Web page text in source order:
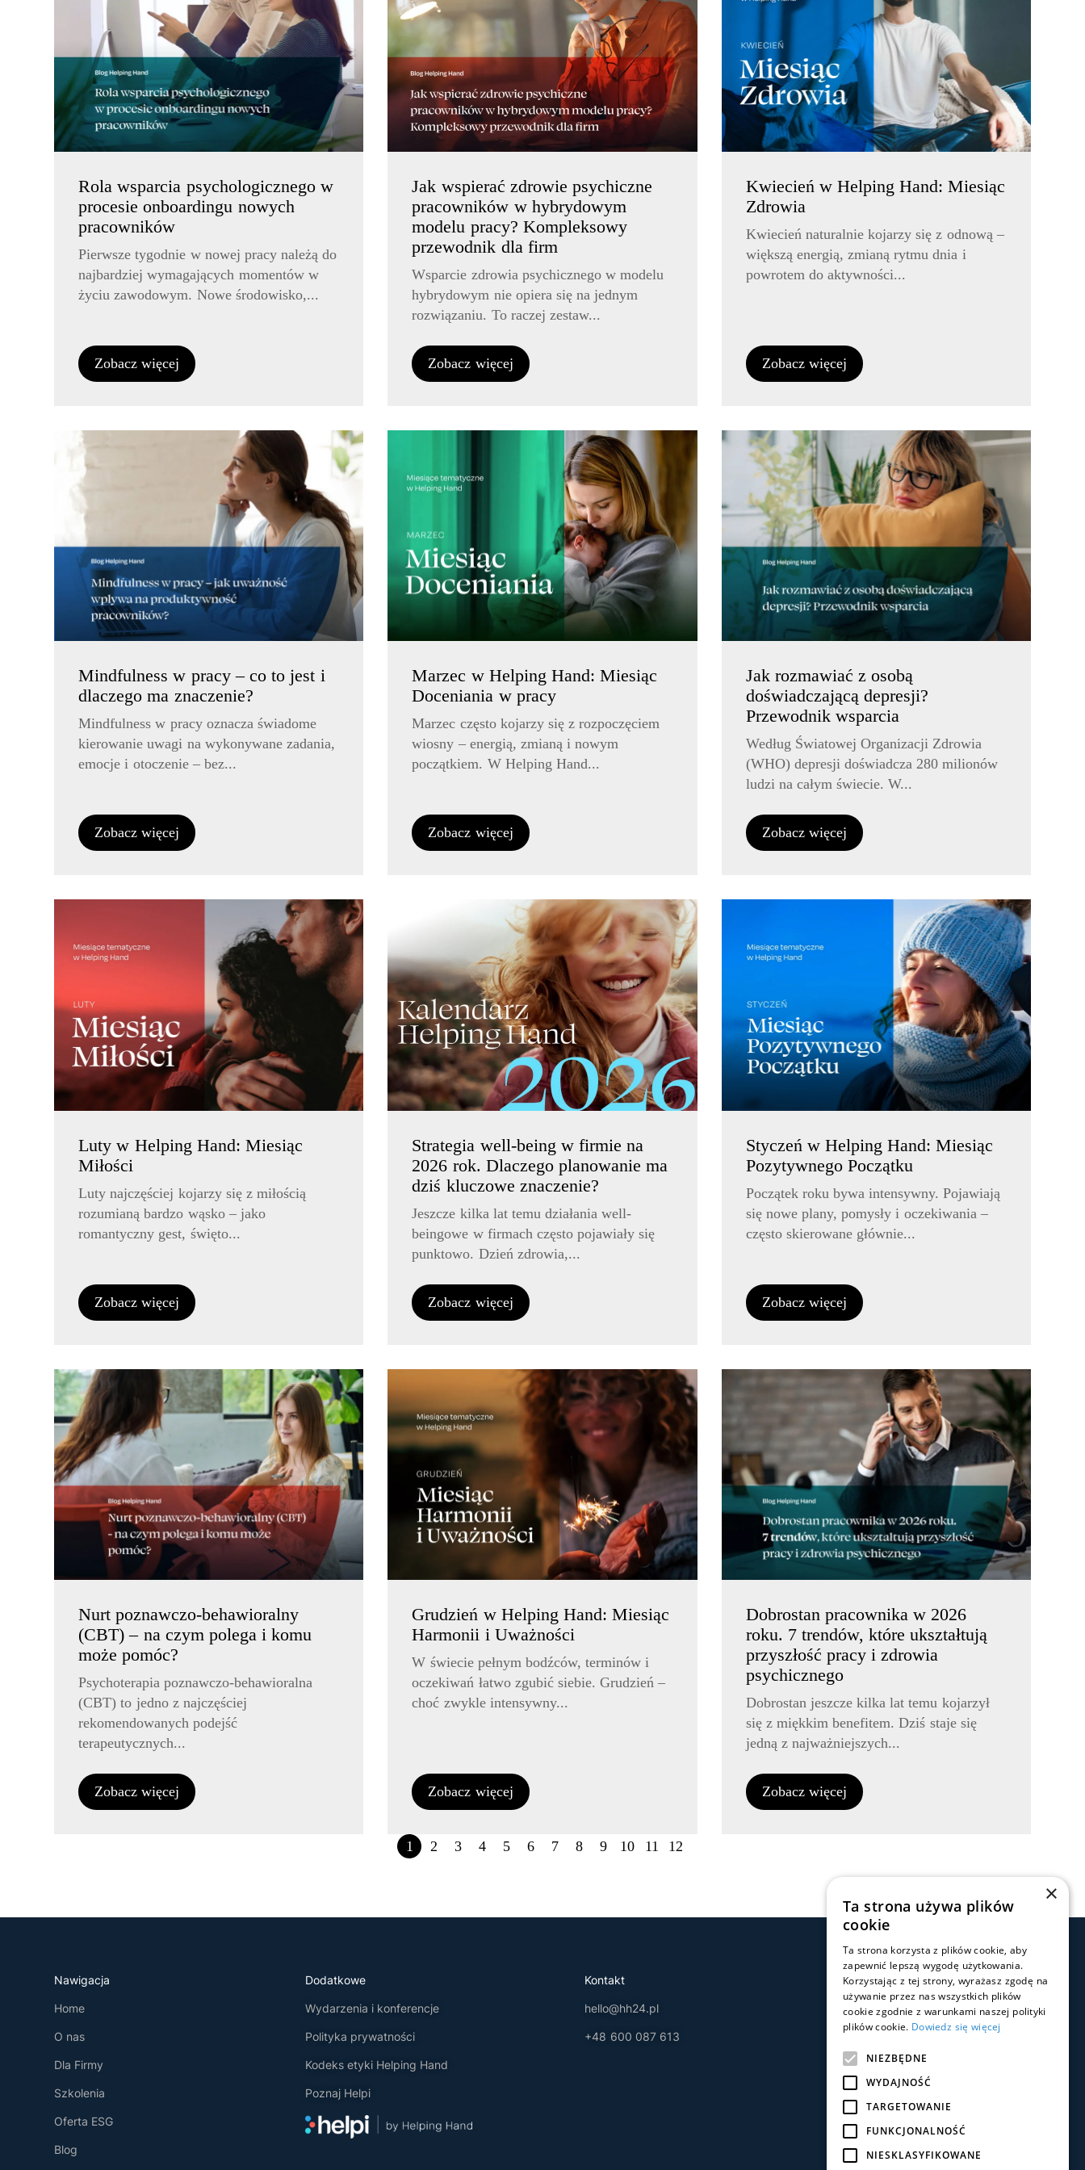
Rola wsparcia psychologicznego w
procesie onboardingu nowych
pracowników
Pierwsze tygodnie w nowej pracy należą do
najbardziej wymagających momentów w
życiu zawodowym. Nowe środowisko,...
Zobacz więcej
Jak wspierać zdrowie psychiczne
pracowników w hybrydowym
modelu pracy? Kompleksowy
przewodnik dla firm
Wsparcie zdrowia psychicznego w modelu
hybrydowym nie opiera się na jednym
rozwiązaniu. To raczej zestaw...
Zobacz więcej
Kwiecień w Helping Hand: Miesiąc
Zdrowia
Kwiecień naturalnie kojarzy się z odnową –
większą energią, zmianą rytmu dnia i
powrotem do aktywności...
Zobacz więcej
Mindfulness w pracy – co to jest i
dlaczego ma znaczenie?
Mindfulness w pracy oznacza świadome
kierowanie uwagi na wykonywane zadania,
emocje i otoczenie – bez...
Zobacz więcej
Marzec w Helping Hand: Miesiąc
Doceniania w pracy
Marzec często kojarzy się z rozpoczęciem
wiosny – energią, zmianą i nowym
początkiem. W Helping Hand...
Zobacz więcej
Jak rozmawiać z osobą
doświadczającą depresji?
Przewodnik wsparcia
Według Światowej Organizacji Zdrowia
(WHO) depresji doświadcza 280 milionów
ludzi na całym świecie. W...
Zobacz więcej
Luty w Helping Hand: Miesiąc
Miłości
Luty najczęściej kojarzy się z miłością
rozumianą bardzo wąsko – jako
romantyczny gest, święto...
Zobacz więcej
Strategia well-being w firmie na
2026 rok. Dlaczego planowanie ma
dziś kluczowe znaczenie?
Jeszcze kilka lat temu działania well-
beingowe w firmach często pojawiały się
punktowo. Dzień zdrowia,...
Zobacz więcej
Styczeń w Helping Hand: Miesiąc
Pozytywnego Początku
Początek roku bywa intensywny. Pojawiają
się nowe plany, pomysły i oczekiwania –
często skierowane głównie...
Zobacz więcej
Nurt poznawczo-behawioralny
(CBT) – na czym polega i komu
może pomóc?
Psychoterapia poznawczo-behawioralna
(CBT) to jedno z najczęściej
rekomendowanych podejść
terapeutycznych...
Zobacz więcej
Grudzień w Helping Hand: Miesiąc
Harmonii i Uważności
W świecie pełnym bodźców, terminów i
oczekiwań łatwo zgubić siebie. Grudzień –
choć zwykle intensywny...
Zobacz więcej
Dobrostan pracownika w 2026
roku. 7 trendów, które ukształtują
przyszłość pracy i zdrowia
psychicznego
Dobrostan jeszcze kilka lat temu kojarzył
się z miękkim benefitem. Dziś staje się
jedną z najważniejszych...
Zobacz więcej
1 2 3 4 5 6 7 8 9 10 11 12
Nawigacja
Home
O nas
Dla Firmy
Szkolenia
Oferta ESG
Blog
Dodatkowe
Wydarzenia i konferencje
Polityka prywatności
Kodeks etyki Helping Hand
Poznaj Helpi
Kontakt
hello@hh24.pl
+48 600 087 613
Social Media
Pobierz aplikację
×
Ta strona używa plików
cookie
Ta strona korzysta z plików cookie, aby
zapewnić lepszą wygodę użytkowania.
Korzystając z tej strony, wyrażasz zgodę na
używanie przez nas wszystkich plików
cookie zgodnie z warunkami naszej polityki
plików cookie. Dowiedz się więcej
NIEZBĘDNE
WYDAJNOŚĆ
TARGETOWANIE
FUNKCJONALNOŚĆ
NIESKLASYFIKOWANE